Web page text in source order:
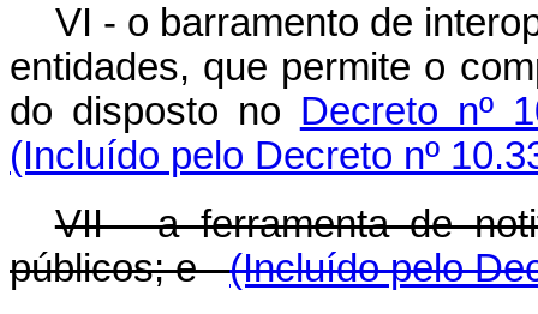
VI - o barramento de
entidades, que permite o
do disposto no Decreto nº
(Incluído pelo Decreto nº
VII - a ferramenta de
públicos; e(Incluído pelo